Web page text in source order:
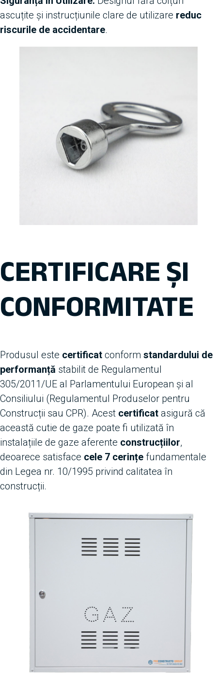
ascuțite și instrucțiunile clare de utilizare reduc
riscurile de accidentare.
CERTIFICARE ȘI
CONFORMITATE
Produsul este certificat conform standardului de
performanță stabilit de Regulamentul
305/2011/UE al Parlamentului European și al
Consiliului (Regulamentul Produselor pentru
Construcții sau CPR). Acest certificat asigură că
această cutie de gaze poate fi utilizată în
instalațiile de gaze aferente construcțiilor,
deoarece satisface cele 7 cerințe fundamentale
din Legea nr. 10/1995 privind calitatea în
construcții.